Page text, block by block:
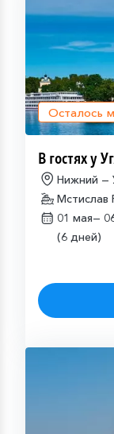
Осталось
В гостях у
Нижний —
Мстислав
01 мая—
(6 дней)